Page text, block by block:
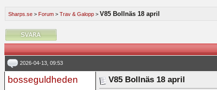
Sharps.se > Forum > Trav & Galopp > V85 Bollnäs 18 april
2026-04-13, 09:53
bosseguldheden V85 Bollnäs 18 april